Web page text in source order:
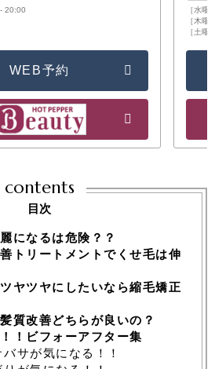
20:00
WEB予約
［水
［木
［土
contents
目次
になるは危険？？
トリートメントでくせ毛は伸
ヤツヤにしたいなら縮毛矯正
質改善どちらが良いの？
！ビフォーアフター集
サが気になる！！